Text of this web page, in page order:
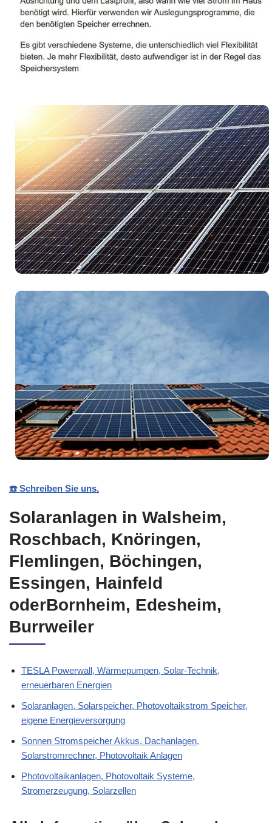
☎️ Schreiben Sie uns.
Solaranlagen in Walsheim,
Roschbach, Knöringen,
Flemlingen, Böchingen,
Essingen, Hainfeld
oderBornheim, Edesheim,
Burrweiler
TESLA Powerwall, Wärmepumpen, Solar-Technik,
erneuerbaren Energien
Solaranlagen, Solarspeicher, Photovoltaikstrom Speicher,
eigene Energieversorgung
Sonnen Stromspeicher Akkus, Dachanlagen,
Solarstromrechner, Photovoltaik Anlagen
Photovoltaikanlagen, Photovoltaik Systeme,
Stromerzeugung, Solarzellen